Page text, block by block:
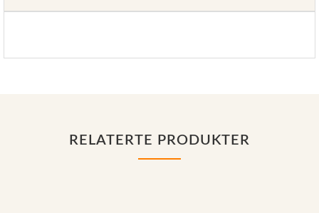
RELATERTE PRODUKTER